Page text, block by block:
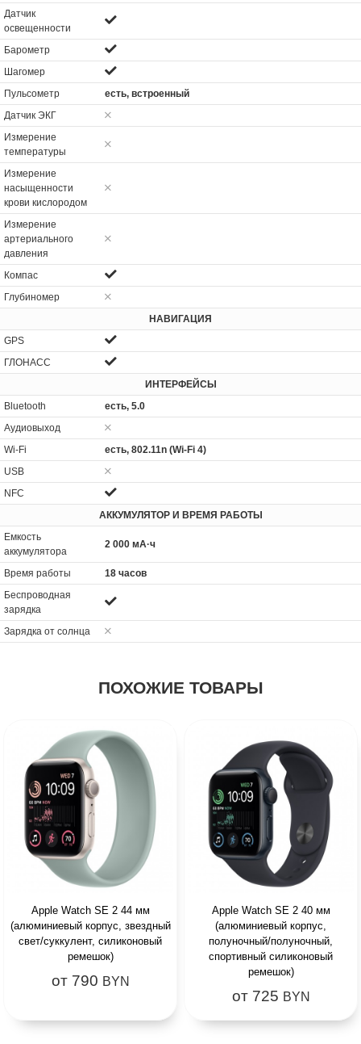
Датчик
освещенности
Барометр
Шагомер
Пульсометр
есть, встроенный
Датчик ЭКГ
Измерение
температуры
Измерение
насыщенности
крови кислородом
Измерение
артериального
давления
Компас
Глубиномер
НАВИГАЦИЯ
GPS
ГЛОНАСС
ИНТЕРФЕЙСЫ
Bluetooth
есть, 5.0
Аудиовыход
Wi-Fi
есть, 802.11n (Wi-Fi 4)
USB
NFC
АККУМУЛЯТОР И ВРЕМЯ РАБОТЫ
Емкость
аккумулятора
2 000 мА·ч
Время работы
18 часов
Беспроводная
зарядка
Зарядка от солнца
ПОХОЖИЕ ТОВАРЫ
Apple Watch SE 2 44 мм
(алюминиевый корпус, звездный
свет/суккулент, силиконовый
ремешок)
от 790 BYN
Apple Watch SE 2 40 мм
(алюминиевый корпус,
полуночный/полуночный,
спортивный силиконовый
ремешок)
от 725 BYN